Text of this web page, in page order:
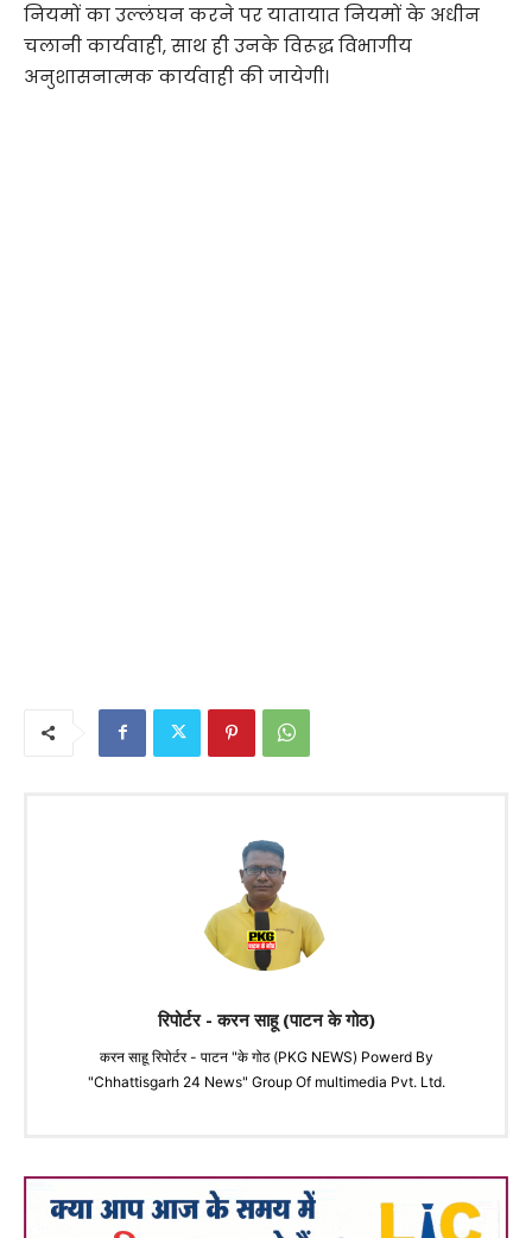
नियमों का उल्लंघन करने पर यातायात नियमों के अधीन
चलानी कार्यवाही, साथ ही उनके विरूद्ध विभागीय
अनुशासनात्मक कार्यवाही की जायेगी।
रिपोर्टर - करन साहू (पाटन के गोठ)
करन साहू रिपोर्टर - पाटन "के गोठ (PKG NEWS) Powerd By
"Chhattisgarh 24 News" Group Of multimedia Pvt. Ltd.